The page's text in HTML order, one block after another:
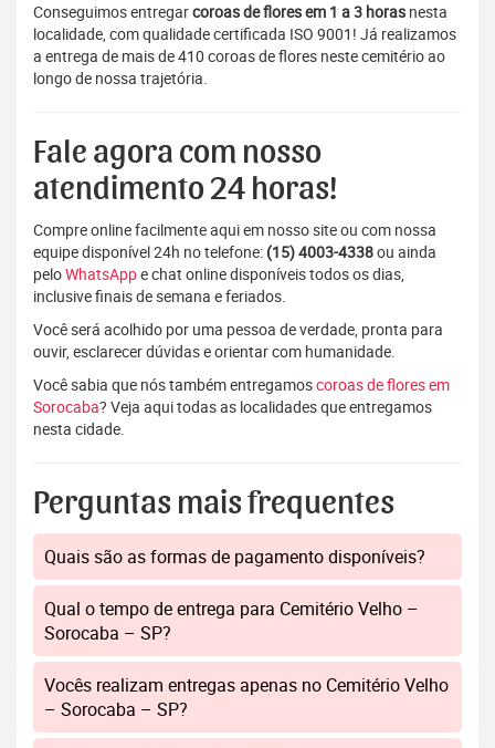
Conseguimos entregarcoroas de flores em 1 a 3 horas nesta
localidade, com qualidade certificada ISO 9001! Já realizamos
a entrega de mais de 410 coroas de flores neste cemitério ao
longo de nossa trajetória.
Fale agora com nosso
atendimento 24 horas!
Compre online facilmente aqui em nosso site ou com nossa
equipe disponível 24h no telefone: (15) 4003-4338ou ainda
peloWhatsAppe chat online disponíveis todos os dias,
inclusive finais de semana e feriados.
Você será acolhido por uma pessoa de verdade, pronta para
ouvir, esclarecer dúvidas e orientar com humanidade.
Você sabia que nós também entregamoscoroas de flores em
Sorocaba? Veja aqui todas as localidades que entregamos
nesta cidade.
Perguntas mais frequentes
Quais são as formas de pagamento disponíveis?
Qual o tempo de entrega para Cemitério Velho –
Sorocaba – SP?
Vocês realizam entregas apenas no Cemitério Velho
– Sorocaba – SP?